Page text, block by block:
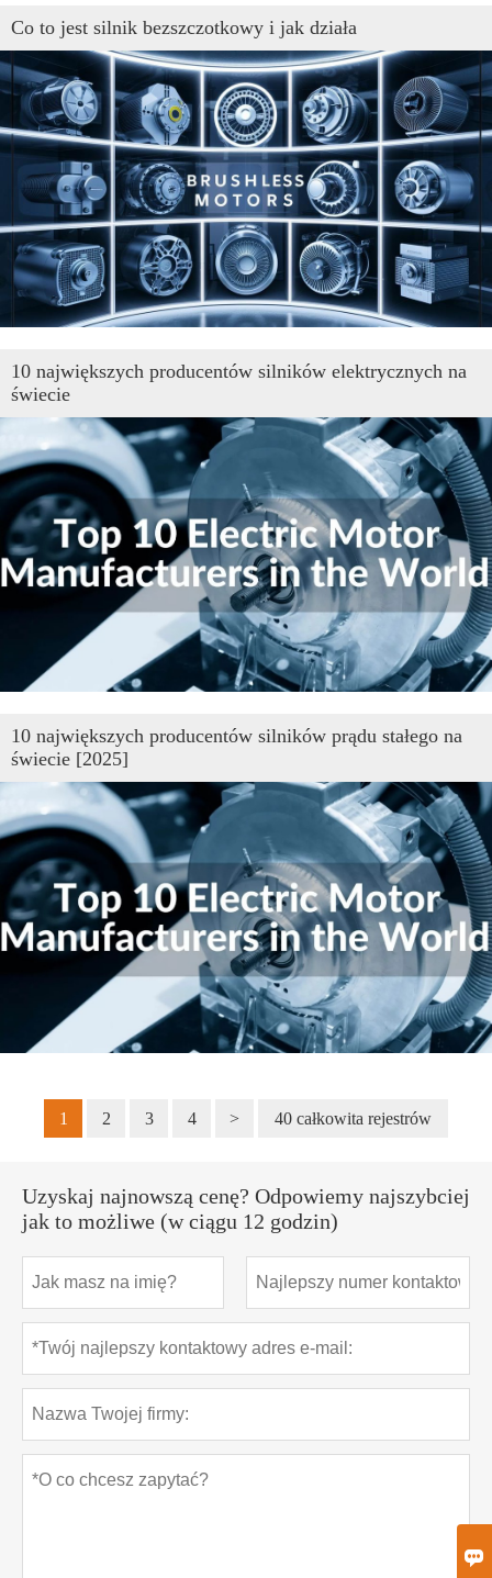
Co to jest silnik bezszczotkowy i jak działa
10 największych producentów silników elektrycznych na
świecie
10 największych producentów silników prądu stałego na
świecie [2025]
1 2 3 4 > 40 całkowita rejestrów
Uzyskaj najnowszą cenę? Odpowiemy najszybciej
jak to możliwe (w ciągu 12 godzin)
